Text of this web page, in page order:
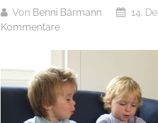
Von Benni Bärmann 14.
Kommentare